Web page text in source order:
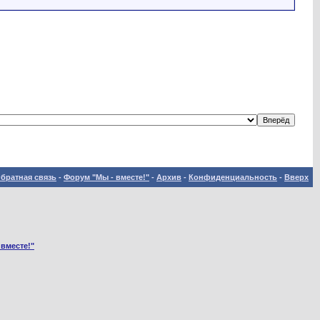
связь - Форум "Мы - вместе!" - Архив - Конфиденциальность - Вверх